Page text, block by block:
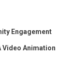
Engagement
Video Animation